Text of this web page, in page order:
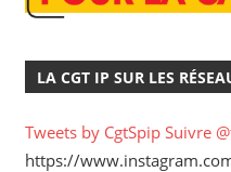
LA CGT IP SUR LES
Tweets by CgtSpip Suivre
https://